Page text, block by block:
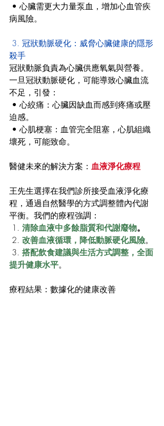
病風險。
殺手
冠狀動脈負責為心臟供應氧氣與營養。
一旦冠狀動脈硬化，可能導致心臟血流
不足，引發：
迫感。
壞死，可能致命。
醫健未來的解決方案： 血液淨化療程
王先生選擇在我們診所接受血液淨化療
程，通過自然醫學的方式調整體內代謝
平衡。我們的療程強調：
1. 清除血液中多餘脂質和代謝廢物。
2. 改善血液循環，降低動脈硬化風險。
3. 搭配飲食建議與生活方式調整，全面
提升健康水平。
療程結果：數據化的健康改善